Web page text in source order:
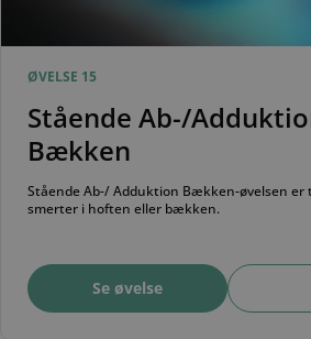
ØVELSE 15
Stående Ab-/
Bækken
Stående Ab-/ Adduktion Bækken-øvelsen er
smerter i hoften eller bækken.
Se øvelse